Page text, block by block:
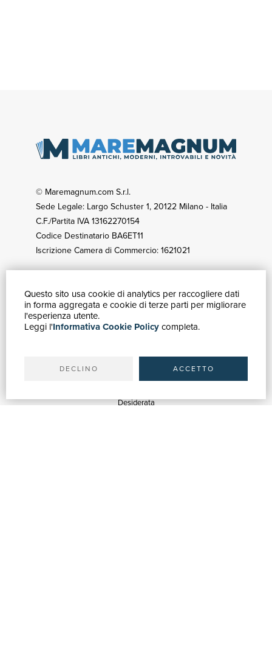
Questo sito usa cookie di analytics per raccogliere dati
in forma aggregata e cookie di terze parti per migliorare
l'esperienza utente.
Leggi l'Informativa Cookie Policycompleta.
DECLINO ACCETTO
© Maremagnum.com S.r.l.
Sede Legale: Largo Schuster 1, 20122 Milano - Italia
C.F./Partita IVA 13162270154
Codice Destinatario BA6ET11
Iscrizione Camera di Commercio: 1621021
GUIDA ACQUISTI
Ricerca avanzata
Spedizioni
Desiderata